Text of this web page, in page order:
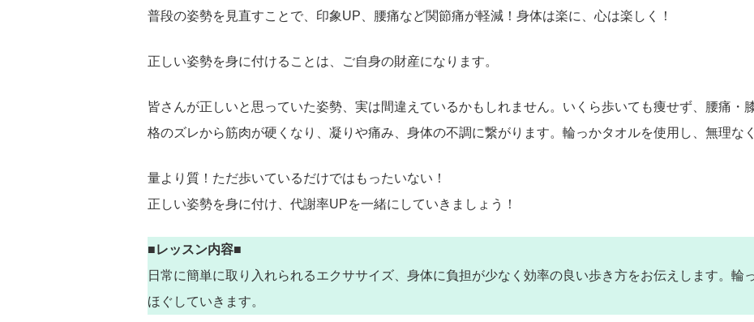
普段の姿勢を見直すことで、印象UP、腰痛など関節痛が軽減！身体は楽に、心は楽しく！
正しい姿勢を身に付けることは、ご自身の財産になります。
皆さんが正しいと思っていた姿勢、実は間違えているかもしれません。いくら歩いても痩せず、腰痛・
格のズレから筋肉が硬くなり、凝りや痛み、身体の不調に繋がります。輪っかタオルを使用し、無理な
量より質！ただ歩いているだけではもったいない！
正しい姿勢を身に付け、代謝率UPを一緒にしていきましょう！
■レッスン内容■
日常に簡単に取り入れられるエクササイズ、身体に負担が少なく効率の良い歩き方をお伝えします。輪
ほぐしていきます。